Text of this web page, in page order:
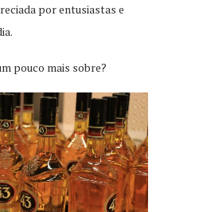
por entusiastas e
pouco mais sobre?